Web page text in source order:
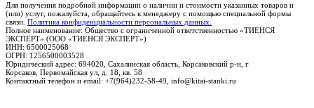
Для получения подробной информации о наличии и стоимости указанных товаров и
(или) услуг, пожалуйста, обращайтесь к менеджеру с помощью специальной формы
связи. Политика конфиденциальности персональных данных.
Полное наименование: Общество с ограниченной ответственностью «ТИЕНСЯ
ЭКСПЕРТ» (ООО «ТИЕНСЯ ЭКСПЕРТ»)
ИНН: 6500025068
ОГРН: 1256500003528
Юридический адрес: 694020, Сахалинская область, Корсаковский р-н, г
Корсаков, Первомайская ул, д. 18, кв. 58
Контактный телефон и email: +7(964)232-58-49, info@kitai-stanki.ru